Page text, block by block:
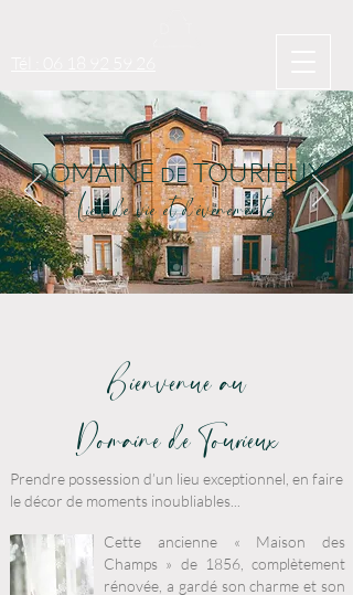
DOMAINEDETOURIEUX
Lieu de vie et d'événements
Bienvenue au
Domaine de Tourieux
Prendre possession d’un lieu exceptionnel, en faire
le décor de moments inoubliables...
Cette ancienne « Maison des
Champs » de 1856, complètement
rénovée, a gardé son charme et son